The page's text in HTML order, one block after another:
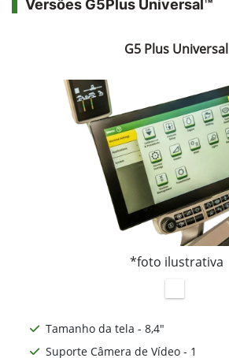
Versões G5Plus Universal™
G5 Plus Universal
*foto ilustrativa
Tamanho da tela - 8,4"
Suporte Câmera de Vídeo - 1